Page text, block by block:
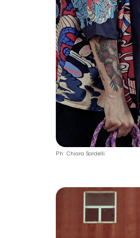
Ph: Chiara Sardelli